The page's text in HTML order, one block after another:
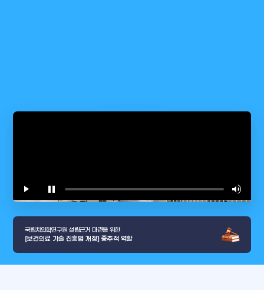
play_arrow pause volume_up
국립치의학연구원 설립근거 마련을 위한
[보건의료 기술 진흥법 개정] 중추적 역할